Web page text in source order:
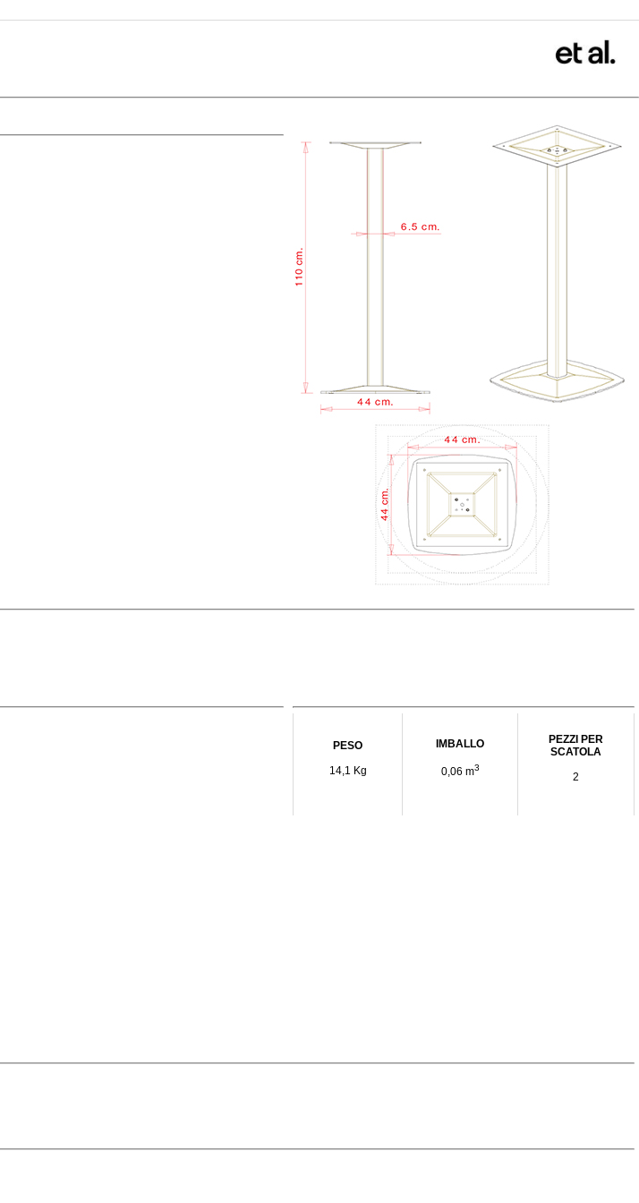
PESO
14,1 Kg
IMBALLO
0,06 m3
PEZZI PER
SCATOLA
2